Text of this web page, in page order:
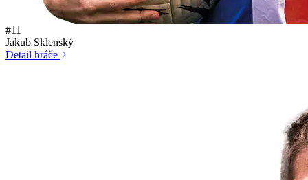
#11
Jakub Sklenský
Detail hráče